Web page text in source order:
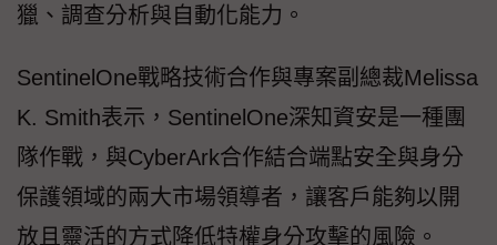
獵、調查分析與自動化能力。
SentinelOne戰略技術合作與專案副總裁Melissa
K. Smith表示，SentinelOne深知資安是一種團
隊作戰，與CyberArk合作結合端點安全與身分
保護領域的兩大市場領導者，讓客戶能夠以開
放且靈活的方式降低特權身分攻擊的風險。